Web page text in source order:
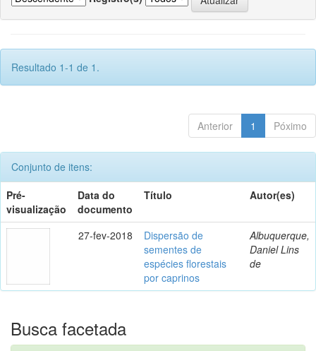
Resultado 1-1 de 1.
Anterior 1 Póximo
Conjunto de itens:
Pré-
visualização
Data do
documento
Título Autor(es)
27-fev-2018
Dispersão de
sementes de
espécies florestais
por caprinos
Albuquerque,
Daniel Lins
de
Busca facetada